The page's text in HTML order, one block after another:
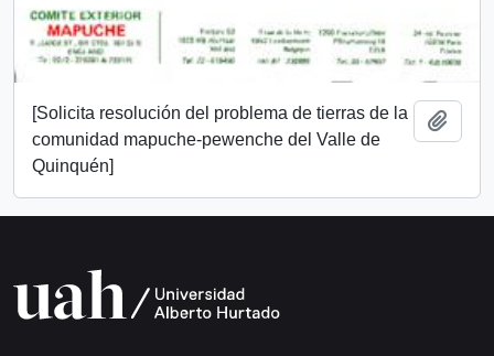
[Solicita resolución del problema de tierras de la
comunidad mapuche-pewenche del Valle de
Quinquén]